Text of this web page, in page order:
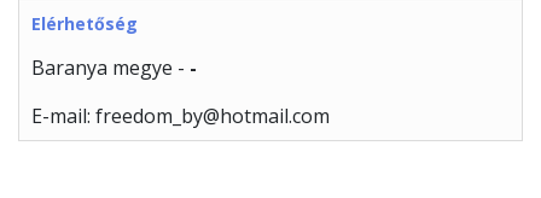
Elérhetőség
Baranya megye - -
E-mail: freedom_by@hotmail.com